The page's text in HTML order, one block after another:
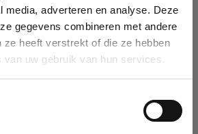
media, adverteren en analyse. Deze
gegevens combineren met andere
ze heeft verstrekt of die ze hebben
uw gebruik van hun services.
company details
in our database by name, VAT or
is selected it will auto-complete the
company in our database, you can create